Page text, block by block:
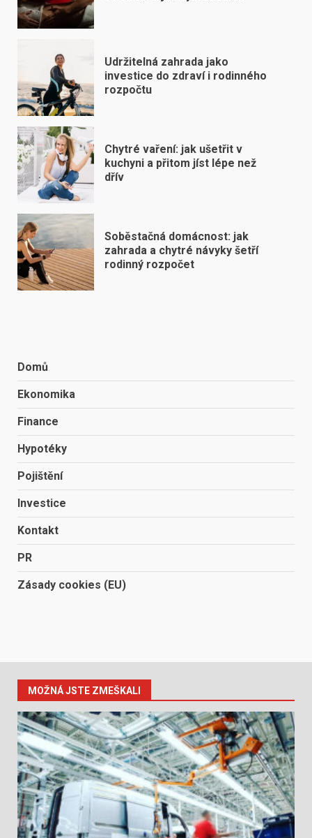
Udržitelná zahrada jako
investice do zdraví i rodinného
rozpočtu
Chytré vaření: jak ušetřit v
kuchyni a přitom jíst lépe než
dřív
Soběstačná domácnost: jak
zahrada a chytré návyky šetří
rodinný rozpočet
Domů
Ekonomika
Finance
Hypotéky
Pojištění
Investice
Kontakt
PR
Zásady cookies (EU)
MOŽNÁ JSTE ZMEŠKALI